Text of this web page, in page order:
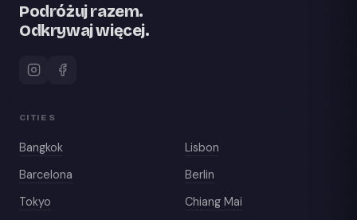
Podróżuj razem.
Odkrywaj więcej.
CITIES
Bangkok
Lisbon
Barcelona
Berlin
Tokyo
Chiang Mai